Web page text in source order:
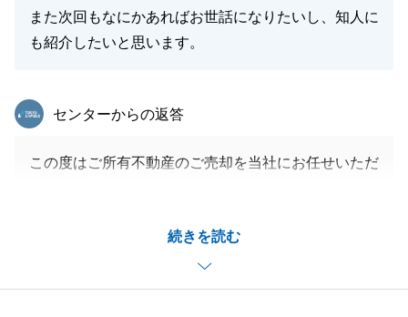
また次回もなにかあればお世話になりたいし、知人に
も紹介したいと思います。
続きを読む
東急リバブル
センターからの返答
この度はご所有不動産のご売却を当社にお任せいただ
K様にも買主様にもご満足いただけるお取引に携わる
ことができ大変嬉しく思います。